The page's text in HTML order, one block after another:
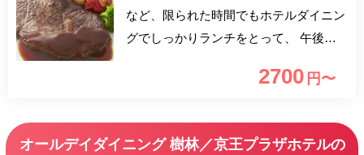
など、限られた時間でもホテルダイニン
グでしっかりランチをとって、 午後の
2700 円〜
オールデイダイニング 樹林／京王プラザホテルの